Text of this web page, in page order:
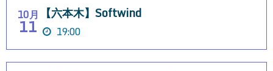
10月
11
【六本木】Softwind
19:00